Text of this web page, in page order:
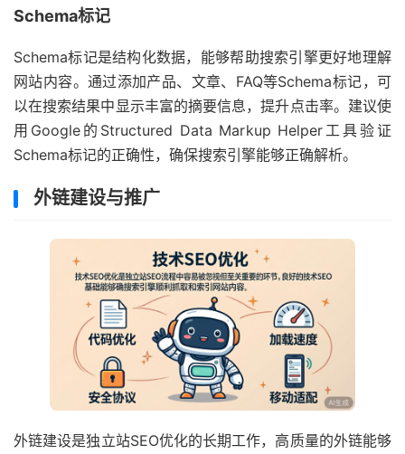
Schema标记
Schema标记是结构化数据，能够帮助搜索引擎更好地理解
网站内容。通过添加产品、文章、FAQ等Schema标记，可
以在搜索结果中显示丰富的摘要信息，提升点击率。建议使
用Google的Structured Data Markup Helper工具验证
Schema标记的正确性，确保搜索引擎能够正确解析。
外链建设与推广
外链建设是独立站SEO优化的长期工作，高质量的外链能够